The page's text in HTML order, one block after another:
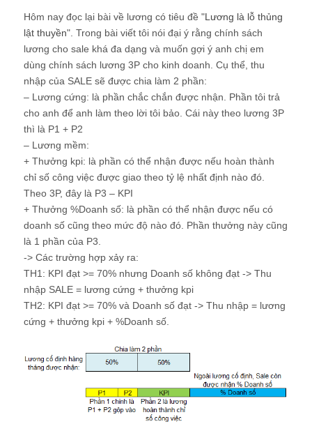
Hôm nay đọc lại bài về lương có tiêu đề "Lương là lỗ thủng
lật thuyền". Trong bài viết tôi nói đại ý rằng chính sách
lương cho sale khá đa dạng và muốn gợi ý anh chị em
dùng chính sách lương 3P cho kinh doanh. Cụ thể, thu
nhập của SALE sẽ được chia làm 2 phần:
– Lương cứng: là phần chắc chắn được nhận. Phần tôi trả
cho anh để anh làm theo lời tôi bảo. Cái này theo lương 3P
thì là P1 + P2
– Lương mềm:
+ Thưởng kpi: là phần có thể nhận được nếu hoàn thành
chỉ số công việc được giao theo tỷ lệ nhất định nào đó.
Theo 3P, đây là P3 – KPI
+ Thưởng %Doanh số: là phần có thể nhận được nếu có
doanh số cũng theo mức độ nào đó. Phần thưởng này cũng
là 1 phần của P3.
-> Các trường hợp xảy ra:
TH1: KPI đạt >= 70% nhưng Doanh số không đạt -> Thu
nhập SALE = lương cứng + thưởng kpi
TH2: KPI đạt >= 70% và Doanh số đạt -> Thu nhập = lương
cứng + thưởng kpi + %Doanh số.